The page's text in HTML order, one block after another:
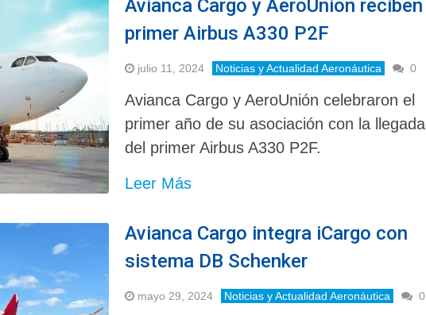
Avianca Cargo y AeroUnion reciben
primer Airbus A330 P2F
julio 11, 2024 Noticias y Actualidad Aeronáutica 0
Avianca Cargo y AeroUnión celebraron el
primer año de su asociación con la llegada
del primer Airbus A330 P2F.
Leer Más
Avianca Cargo integra iCargo con
sistema DB Schenker
mayo 29, 2024 Noticias y Actualidad Aeronáutica 0